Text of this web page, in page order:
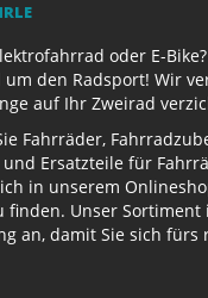
oder E-
den Radsport! Wir
auf Ihr Zweirad
Fahrräder,
Ersatzteile für
in unserem
Unser
an, damit Sie sich